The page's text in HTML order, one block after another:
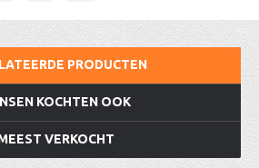
PRODUCTEN
KOCHTEN OOK
VERKOCHT